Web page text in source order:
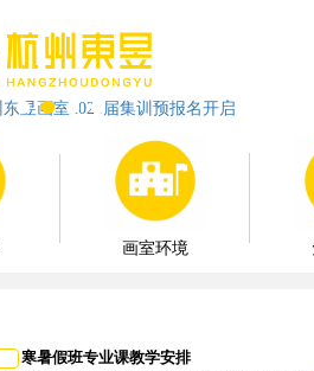
画室环境
寒暑假班专业课教学安排